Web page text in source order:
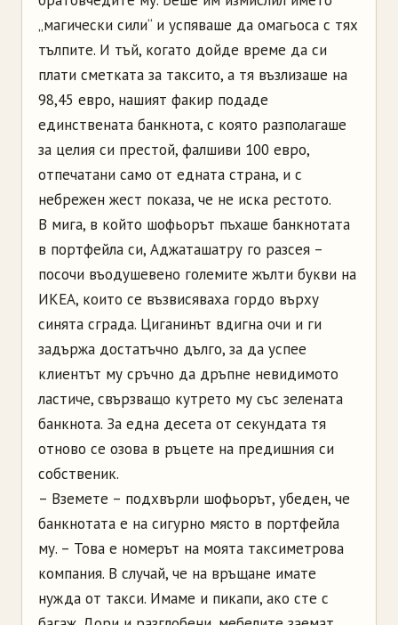
„магически сили“ и успяваше да омагьоса с тях
тълпите. И тъй, когато дойде време да си
плати сметката за таксито, а тя възлизаше на
98,45 евро, нашият факир подаде
единствената банкнота, с която разполагаше
за целия си престой, фалшиви 100 евро,
отпечатани само от едната страна, и с
небрежен жест показа, че не иска рестото.
В мига, в който шофьорът пъхаше банкнотата
в портфейла си, Аджаташатру го разсея –
посочи въодушевено големите жълти букви на
ИКЕА, които се възвисяваха гордо върху
синята сграда. Циганинът вдигна очи и ги
задържа достатъчно дълго, за да успее
клиентът му сръчно да дръпне невидимото
ластиче, свързващо кутрето му със зелената
банкнота. За една десета от секундата тя
отново се озова в ръцете на предишния си
собственик.
– Вземете – подхвърли шофьорът, убеден, че
банкнотата е на сигурно място в портфейла
му. – Това е номерът на моята таксиметрова
компания. В случай, че на връщане имате
нужда от такси. Имаме и пикапи, ако сте с